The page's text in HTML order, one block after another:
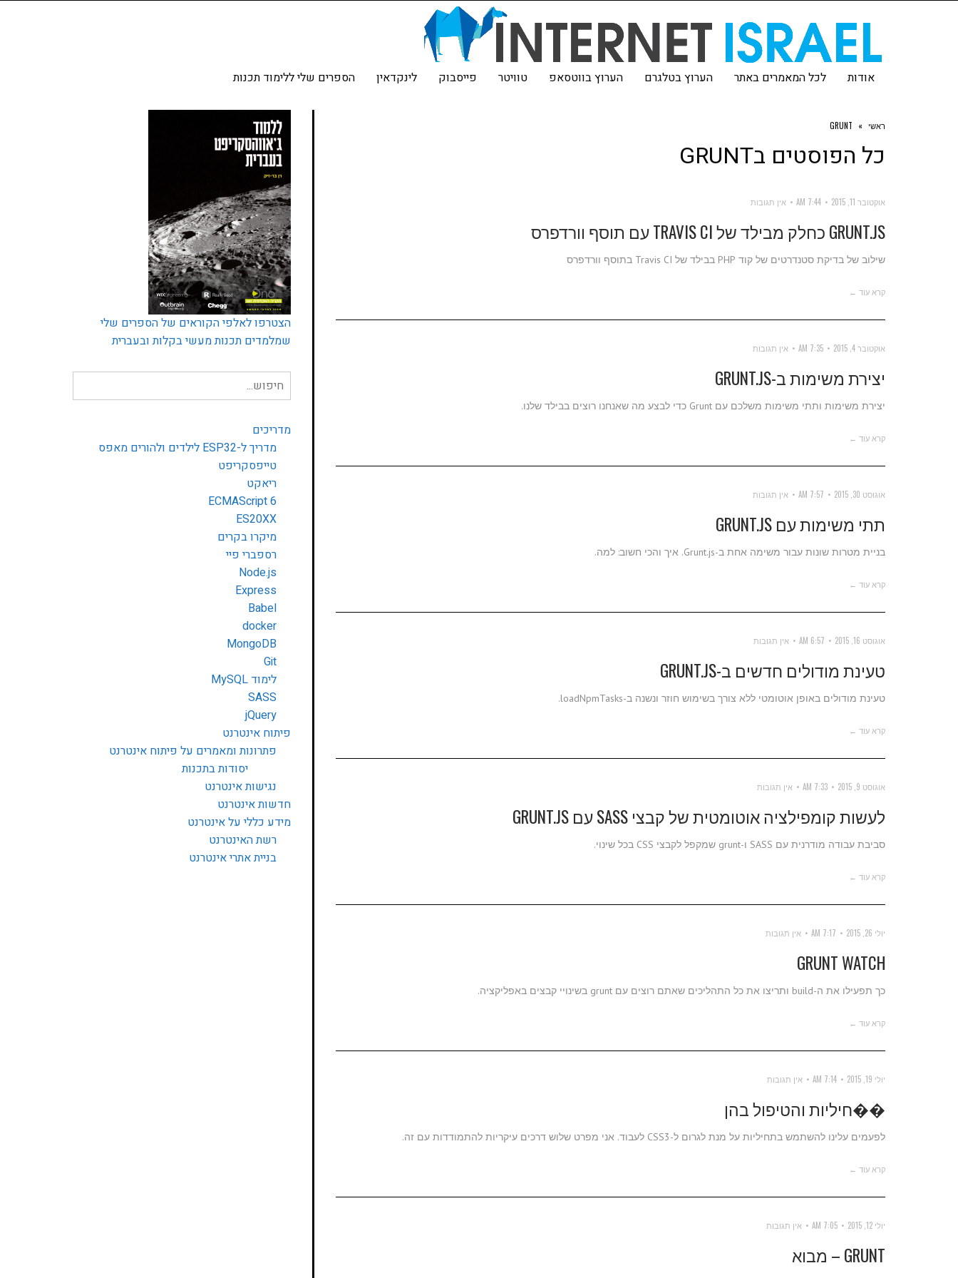
אודות לכל המאמרים באתר הערוץ בטלגרם הערוץ בווטסאפ טוויטר פייסבוק לינקדאין הספרים שלי ללימוד תכנות
ראשי »
GRUNT
כל הפוסטים בGRUNT
אוקטובר 11, 2015 7:44 AM אין תגובות
GRUNT.JS כחלק מבילד של TRAVIS CI עם תוסף וורדפרס
שילוב של בדיקת סטנדרטים של קוד PHP בבילד של Travis CI בתוסף וורדפרס
קרא עוד ←
אוקטובר 4, 2015 7:35 AM אין תגובות
יצירת משימות ב-GRUNT.JS
יצירת משימות ותתי משימות משלכם עם Grunt כדי לבצע מה שאנחנו רוצים בבילד שלנו.
קרא עוד ←
אוגוסט 30, 2015 7:57 AM אין תגובות
תתי משימות עם GRUNT.JS
בניית מטרות שונות עבור משימה אחת ב-Grunt.js. איך והכי חשוב: למה.
קרא עוד ←
אוגוסט 16, 2015 6:57 AM אין תגובות
טעינת מודולים חדשים ב-GRUNT.JS
טעינת מודולים באופן אוטומטי ללא צורך בשימוש חוזר ונשנה ב-loadNpmTasks.
קרא עוד ←
אוגוסט 9, 2015 7:33 AM אין תגובות
לעשות קומפילציה אוטומטית של קבצי SASS עם GRUNT.JS
סביבת עבודה מודרנית עם SASS ו-grunt שמקפל לקבצי CSS בכל שינוי.
קרא עוד ←
יולי 26, 2015 7:17 AM אין תגובות
GRUNT WATCH
כך תפעילו את ה-build ותריצו את כל התהליכים שאתם רוצים עם grunt בשינויי קבצים באפליקציה.
קרא עוד ←
יולי 19, 2015 7:14 AM אין תגובות
��חיליות והטיפול בהן
לפעמים עלינו להשתמש בתחיליות על מנת לגרום ל-CSS3 לעבוד. אני מפרט שלוש דרכים עיקריות להתמודדות עם זה.
קרא עוד ←
יולי 12, 2015 7:05 AM אין תגובות
GRUNT – מבוא
הצטרפו לאלפי הקוראים של הספרים שלי
שמלמדים תכנות מעשי בקלות ובעברית
חיפוש
עבור:
מדריכים
מדריך ל-ESP32 לילדים ולהורים מאפס
טייפסקריפט
ריאקט
ECMAScript 6
ES20XX
מיקרו בקרים
רספברי פיי
Node.js
Express
Babel
docker
MongoDB
Git
לימוד MySQL
SASS
jQuery
פיתוח אינטרנט
פתרונות ומאמרים על פיתוח אינטרנט
יסודות בתכנות
נגישות אינטרנט
חדשות אינטרנט
מידע כללי על אינטרנט
רשת האינטרנט
בניית אתרי אינטרנט